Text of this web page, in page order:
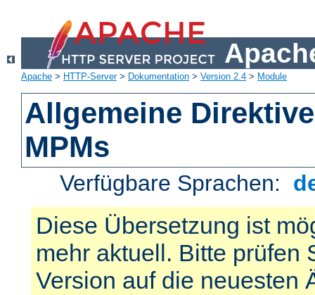
Apache > HTTP-Server> Dokumentation > Version 2.4 > Module
Allgemeine
MPMs
Verfügbare Sprachen:
Diese Übersetzung ist
mehr aktuell. Bitte prüfen
Version auf die neuesten